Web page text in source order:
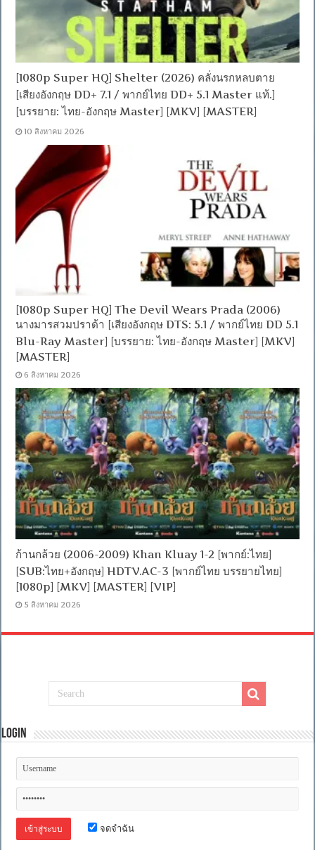
[1080p Super HQ] Shelter (2026) คลั่งนรกหลบตาย
[เสียงอังกฤษ DD+ 7.1 / พากย์ไทย DD+ 5.1 Master แท้.]
[บรรยาย: ไทย-อังกฤษ Master] [MKV] [MASTER]
10 สิงหาคม 2026
[1080p Super HQ] The Devil Wears Prada (2006)
นางมารสวมปราด้า [เสียงอังกฤษ DTS: 5.1 / พากย์ไทย DD 5.1
Blu-Ray Master] [บรรยาย: ไทย-อังกฤษ Master] [MKV]
[MASTER]
6 สิงหาคม 2026
ก้านกล้วย (2006-2009) Khan Kluay 1-2 [พากย์:ไทย]
[SUB:ไทย+อังกฤษ] HDTV.AC-3 [พากย์ไทย บรรยายไทย]
[1080p] [MKV] [MASTER] [VIP]
5 สิงหาคม 2026
Login
จดจำฉัน